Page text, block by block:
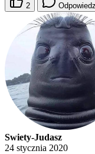
2 Odpowiedz
Swiety-Judasz
24 stycznia 2020